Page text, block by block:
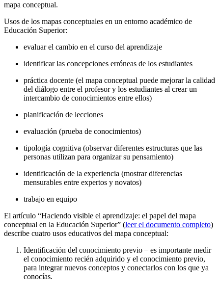
mapa conceptual.
Usos de los mapas conceptuales en un entorno académico de
Educación Superior:
evaluar el cambio en el curso del aprendizaje
identificar las concepciones erróneas de los estudiantes
práctica docente (el mapa conceptual puede mejorar la calidad
del diálogo entre el profesor y los estudiantes al crear un
intercambio de conocimientos entre ellos)
planificación de lecciones
evaluación (prueba de conocimientos)
tipología cognitiva (observar diferentes estructuras que las
personas utilizan para organizar su pensamiento)
identificación de la experiencia (mostrar diferencias
mensurables entre expertos y novatos)
trabajo en equipo
El artículo “Haciendo visible el aprendizaje: el papel del mapa
conceptual en la Educación Superior” (leer el documento completo)
describe cuatro usos educativos del mapa conceptual:
Identificación del conocimiento previo – es importante medir
el conocimiento recién adquirido y el conocimiento previo,
para integrar nuevos conceptos y conectarlos con los que ya
conocías.